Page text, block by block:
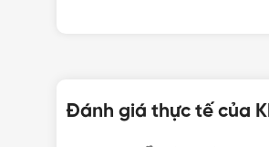
Đánh giá thực tế của